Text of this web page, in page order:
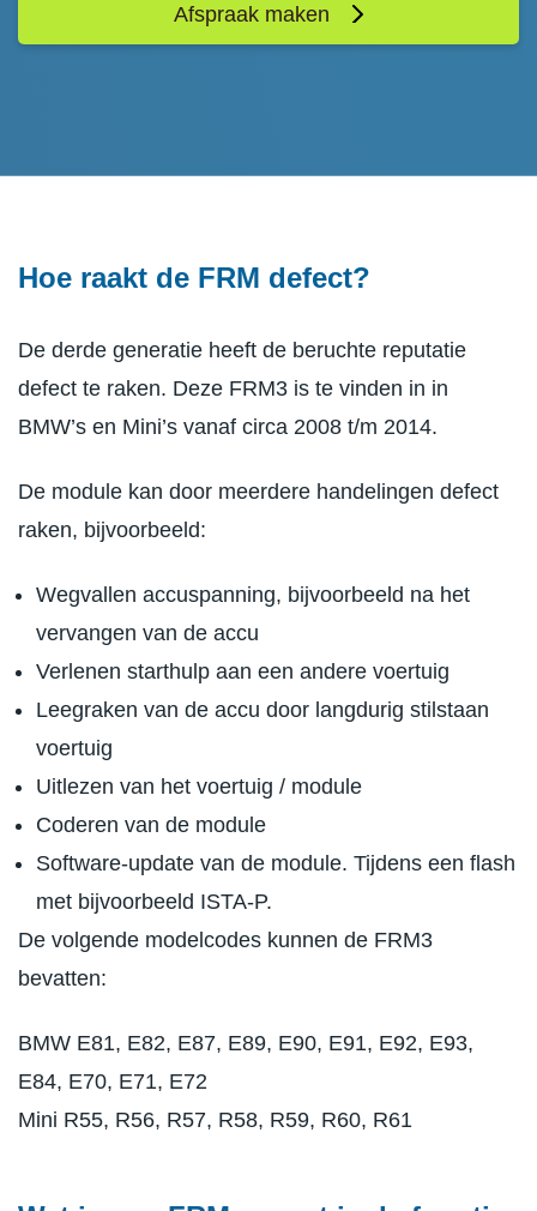
Afspraak maken
Hoe raakt de FRM defect?
De derde generatie heeft de beruchte reputatie
defect te raken. Deze FRM3 is te vinden in in
BMW’s en Mini’s vanaf circa 2008 t/m 2014.
De module kan door meerdere handelingen defect
raken, bijvoorbeeld:
Wegvallen accuspanning, bijvoorbeeld na het
vervangen van de accu
Verlenen starthulp aan een andere voertuig
Leegraken van de accu door langdurig stilstaan
voertuig
Uitlezen van het voertuig / module
Coderen van de module
Software-update van de module. Tijdens een flash
met bijvoorbeeld ISTA-P.
De volgende modelcodes kunnen de FRM3
bevatten:
BMW E81, E82, E87, E89, E90, E91, E92, E93,
E84, E70, E71, E72
Mini R55, R56, R57, R58, R59, R60, R61